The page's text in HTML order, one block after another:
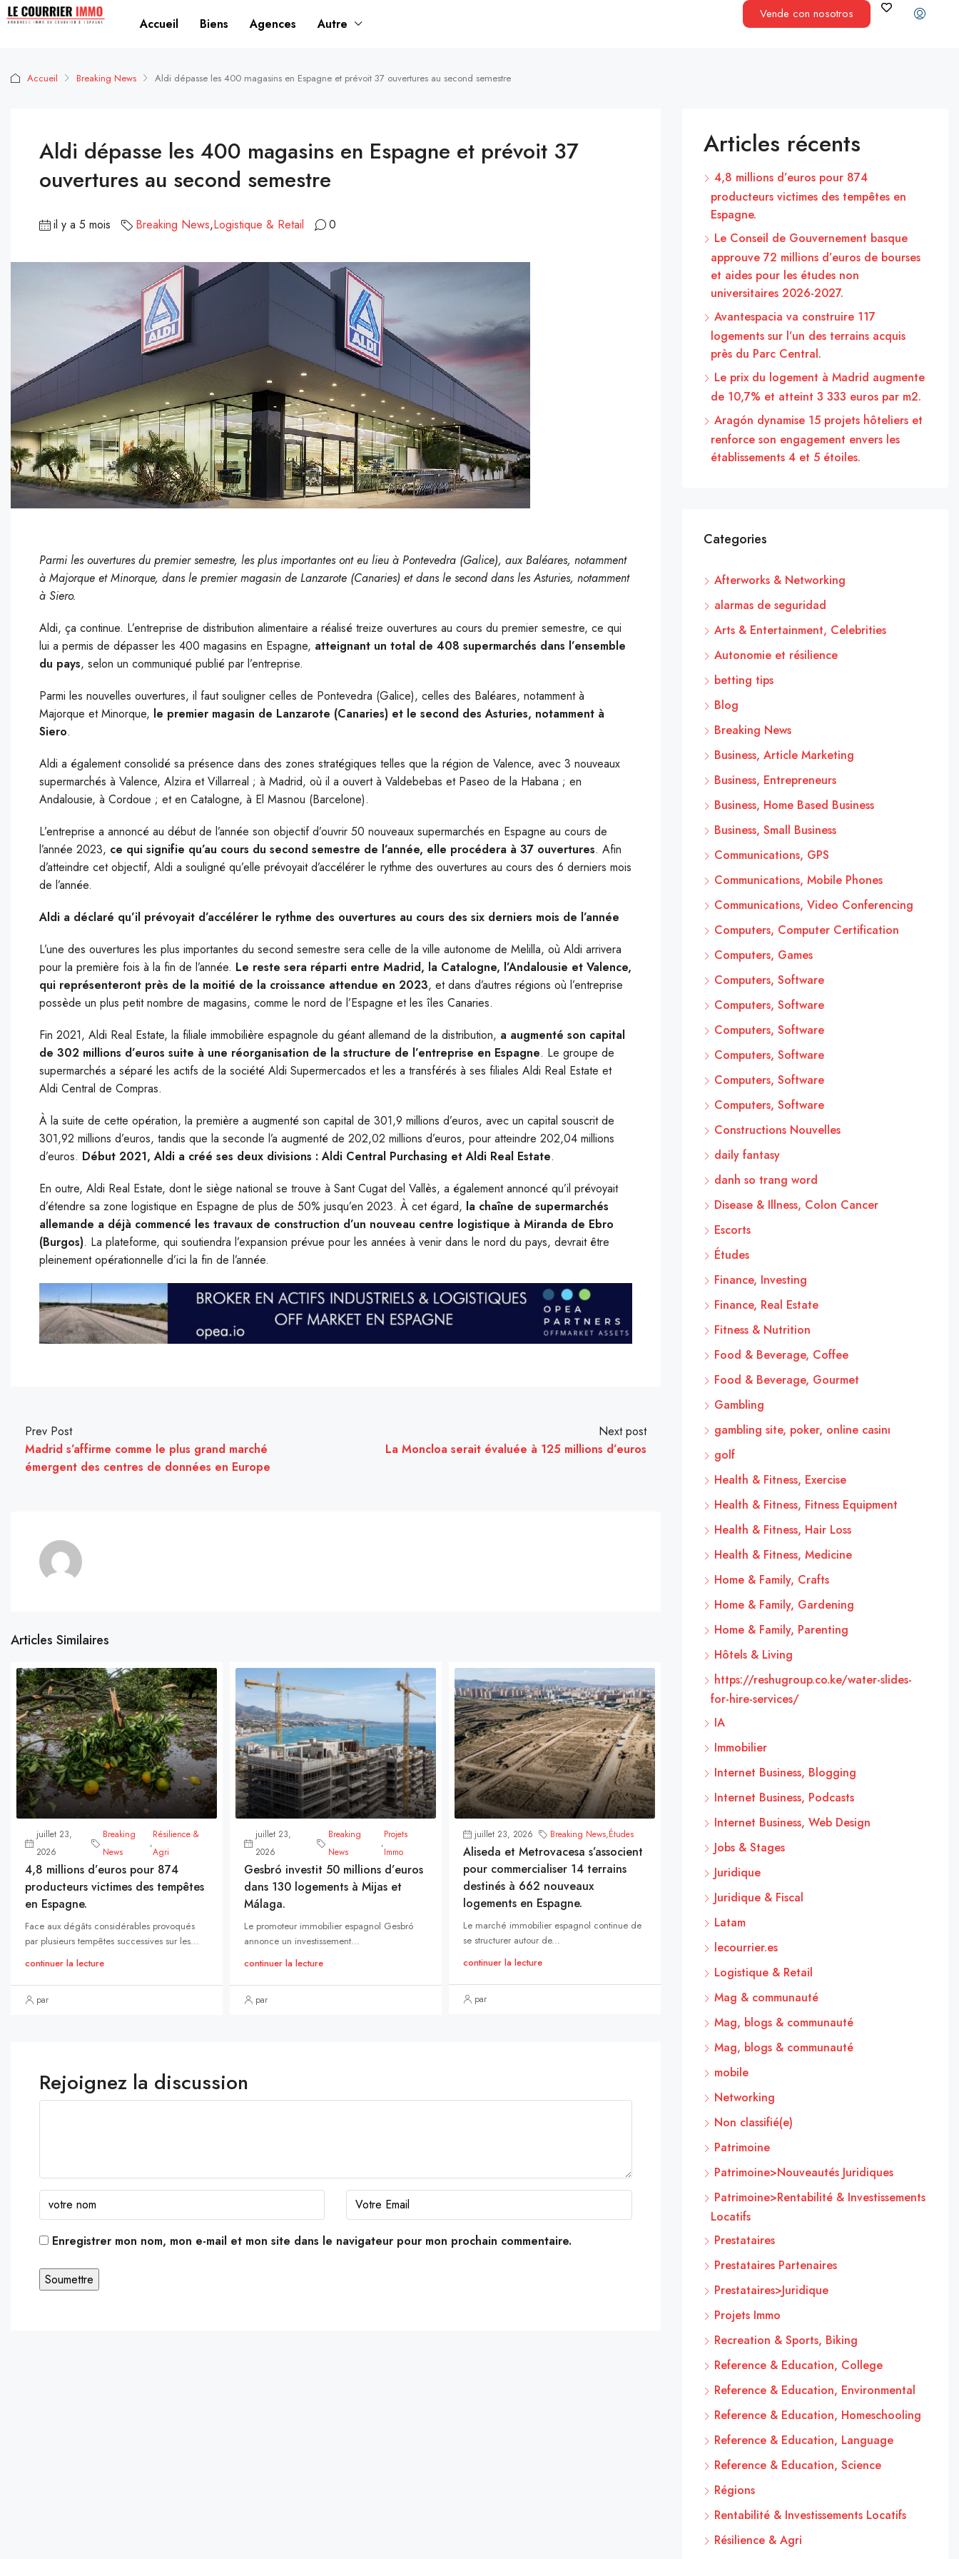
Accueil Biens Agences Autre
Vende con nosotros
Accueil Breaking News Aldi dépasse les 400 magasins en Espagne et prévoit 37 ouvertures au second semestre
Aldi dépasse les 400 magasins en Espagne et prévoit 37
ouvertures au second semestre
il y a 5 mois Breaking News,Logistique & Retail 0
Parmi les ouvertures du premier semestre, les plus importantes ont eu lieu à Pontevedra (Galice), aux Baléares, notamment
à Majorque et Minorque, dans le premier magasin de Lanzarote (Canaries) et dans le second dans les Asturies, notamment
à Siero.
Aldi, ça continue. L’entreprise de distribution alimentaire a réalisé treize ouvertures au cours du premier semestre, ce qui
lui a permis de dépasser les 400 magasins en Espagne, atteignant un total de 408 supermarchés dans l’ensemble
du pays, selon un communiqué publié par l’entreprise.
Parmi les nouvelles ouvertures, il faut souligner celles de Pontevedra (Galice), celles des Baléares, notamment à
Majorque et Minorque, le premier magasin de Lanzarote (Canaries) et le second des Asturies, notamment à
Siero.
Aldi a également consolidé sa présence dans des zones stratégiques telles que la région de Valence, avec 3 nouveaux
supermarchés à Valence, Alzira et Villarreal ; à Madrid, où il a ouvert à Valdebebas et Paseo de la Habana ; en
Andalousie, à Cordoue ; et en Catalogne, à El Masnou (Barcelone).
L’entreprise a annoncé au début de l’année son objectif d’ouvrir 50 nouveaux supermarchés en Espagne au cours de
l’année 2023, ce qui signifie qu’au cours du second semestre de l’année, elle procédera à 37 ouvertures. Afin
d’atteindre cet objectif, Aldi a souligné qu’elle prévoyait d’accélérer le rythme des ouvertures au cours des 6 derniers mois
de l’année.
Aldi a déclaré qu’il prévoyait d’accélérer le rythme des ouvertures au cours des six derniers mois de l’année
L’une des ouvertures les plus importantes du second semestre sera celle de la ville autonome de Melilla, où Aldi arrivera
pour la première fois à la fin de l’année. Le reste sera réparti entre Madrid, la Catalogne, l’Andalousie et Valence,
qui représenteront près de la moitié de la croissance attendue en 2023, et dans d’autres régions où l’entreprise
possède un plus petit nombre de magasins, comme le nord de l’Espagne et les îles Canaries.
Fin 2021, Aldi Real Estate, la filiale immobilière espagnole du géant allemand de la distribution, a augmenté son capital
de 302 millions d’euros suite à une réorganisation de la structure de l’entreprise en Espagne. Le groupe de
supermarchés a séparé les actifs de la société Aldi Supermercados et les a transférés à ses filiales Aldi Real Estate et
Aldi Central de Compras.
À la suite de cette opération, la première a augmenté son capital de 301,9 millions d’euros, avec un capital souscrit de
301,92 millions d’euros, tandis que la seconde l’a augmenté de 202,02 millions d’euros, pour atteindre 202,04 millions
d’euros. Début 2021, Aldi a créé ses deux divisions : Aldi Central Purchasing et Aldi Real Estate.
En outre, Aldi Real Estate, dont le siège national se trouve à Sant Cugat del Vallès, a également annoncé qu’il prévoyait
d’étendre sa zone logistique en Espagne de plus de 50% jusqu’en 2023. À cet égard, la chaîne de supermarchés
allemande a déjà commencé les travaux de construction d’un nouveau centre logistique à Miranda de Ebro
(Burgos). La plateforme, qui soutiendra l’expansion prévue pour les années à venir dans le nord du pays, devrait être
pleinement opérationnelle d’ici la fin de l’année.
Prev Post
Madrid s’affirme comme le plus grand marché
émergent des centres de données en Europe
Next post
La Moncloa serait évaluée à 125 millions d’euros
Articles Similaires
juillet 23,
2026
Breaking
News
,
Résilience &
Agri
4,8 millions d’euros pour 874
producteurs victimes des tempêtes
en Espagne.
Face aux dégâts considérables provoqués
par plusieurs tempêtes successives sur les...
continuer la lecture
par
juillet 23,
2026
Breaking
News
,
Projets
Immo
Gesbró investit 50 millions d’euros
dans 130 logements à Mijas et
Málaga.
Le promoteur immobilier espagnol Gesbró
annonce un investissement...
continuer la lecture
par
juillet 23, 2026 Breaking News,Études
Aliseda et Metrovacesa s’associent
pour commercialiser 14 terrains
destinés à 662 nouveaux
logements en Espagne.
Le marché immobilier espagnol continue de
se structurer autour de...
continuer la lecture
par
Rejoignez la discussion
Enregistrer mon nom, mon e-mail et mon site dans le navigateur pour mon prochain commentaire.
Articles récents
4,8 millions d’euros pour 874
producteurs victimes des tempêtes en
Espagne.
Le Conseil de Gouvernement basque
approuve 72 millions d’euros de bourses
et aides pour les études non
universitaires 2026-2027.
Avantespacia va construire 117
logements sur l’un des terrains acquis
près du Parc Central.
Le prix du logement à Madrid augmente
de 10,7% et atteint 3 333 euros par m2.
Aragón dynamise 15 projets hôteliers et
renforce son engagement envers les
établissements 4 et 5 étoiles.
Categories
Afterworks & Networking
alarmas de seguridad
Arts & Entertainment, Celebrities
Autonomie et résilience
betting tips
Blog
Breaking News
Business, Article Marketing
Business, Entrepreneurs
Business, Home Based Business
Business, Small Business
Communications, GPS
Communications, Mobile Phones
Communications, Video Conferencing
Computers, Computer Certification
Computers, Games
Computers, Software
Computers, Software
Computers, Software
Computers, Software
Computers, Software
Computers, Software
Constructions Nouvelles
daily fantasy
danh so trang word
Disease & Illness, Colon Cancer
Escorts
Études
Finance, Investing
Finance, Real Estate
Fitness & Nutrition
Food & Beverage, Coffee
Food & Beverage, Gourmet
Gambling
gambling site, poker, online casinı
golf
Health & Fitness, Exercise
Health & Fitness, Fitness Equipment
Health & Fitness, Hair Loss
Health & Fitness, Medicine
Home & Family, Crafts
Home & Family, Gardening
Home & Family, Parenting
Hôtels & Living
https://reshugroup.co.ke/water-slides-
for-hire-services/
IA
Immobilier
Internet Business, Blogging
Internet Business, Podcasts
Internet Business, Web Design
Jobs & Stages
Juridique
Juridique & Fiscal
Latam
lecourrier.es
Logistique & Retail
Mag & communauté
Mag, blogs & communauté
Mag, blogs & communauté
mobile
Networking
Non classifié(e)
Patrimoine
Patrimoine>Nouveautés Juridiques
Patrimoine>Rentabilité & Investissements
Locatifs
Prestataires
Prestataires Partenaires
Prestataires>Juridique
Projets Immo
Recreation & Sports, Biking
Reference & Education, College
Reference & Education, Environmental
Reference & Education, Homeschooling
Reference & Education, Language
Reference & Education, Science
Régions
Rentabilité & Investissements Locatifs
Résilience & Agri